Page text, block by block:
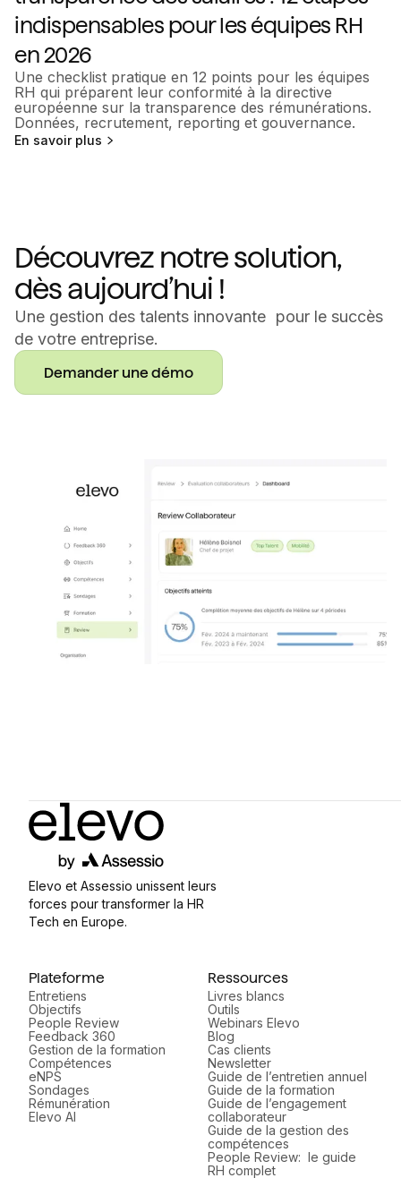
indispensables pour les équipes RH
en 2026
Une checklist pratique en 12 points pour les équipes
RH qui préparent leur conformité à la directive
européenne sur la transparence des rémunérations.
Données, recrutement, reporting et gouvernance.
En savoir plus
Découvrez notre solution,
dès aujourd’hui !
Une gestion des talents innovante pour le succès
de votre entreprise.
Demander une démo
Elevo et Assessio unissent leurs
forces pour transformer la HR
Tech en Europe.
Plateforme
Entretiens
Objectifs
People Review
Feedback 360
Gestion de la formation
Compétences
eNPS
Sondages
Rémunération
Elevo AI
Ressources
Livres blancs
Outils
Webinars Elevo
Blog
Cas clients
Newsletter
Guide de l’entretien annuel
Guide de la formation
Guide de l’engagement
collaborateur
Guide de la gestion des
compétences
People Review: le guide
RH complet